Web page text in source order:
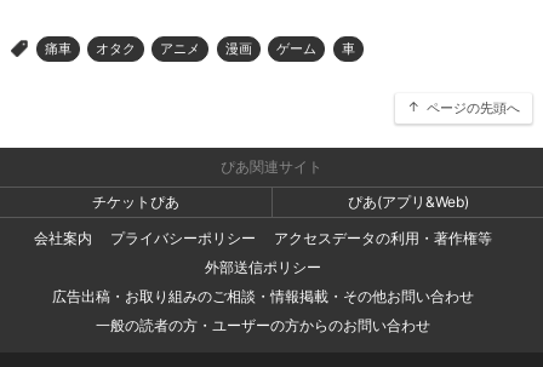
> 痛車 オタク アニメ 漫画 ゲーム 車
ページの先頭へ
ぴあ関連サイト
チケットぴあ
ぴあ(アプリ&Web)
会社案内
プライバシーポリシー
アクセスデータの利用・著作権等
外部送信ポリシー
広告出稿・お取り組みのご相談・情報掲載・その他お問い合わせ
一般の読者の方・ユーザーの方からのお問い合わせ